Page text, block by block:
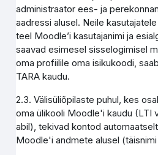
administraator ees- ja
aadressi alusel. Neile
teel Moodle’i kasutajanimi ja
saavad esimesel sisselogimisel
oma profiilile oma isikukoodi,
TARA kaudu.
2.3. Välisüliõpilaste puhul, kes
oma ülikooli Moodle'i kaudu (LTI
abil), tekivad kontod
Moodle'i andmete alusel